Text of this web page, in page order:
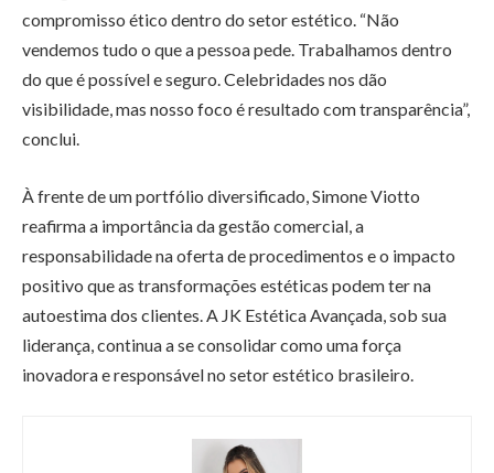
compromisso ético dentro do setor estético. “Não
vendemos tudo o que a pessoa pede. Trabalhamos dentro
do que é possível e seguro. Celebridades nos dão
visibilidade, mas nosso foco é resultado com transparência”,
conclui.
À frente de um portfólio diversificado, Simone Viotto
reafirma a importância da gestão comercial, a
responsabilidade na oferta de procedimentos e o impacto
positivo que as transformações estéticas podem ter na
autoestima dos clientes. A JK Estética Avançada, sob sua
liderança, continua a se consolidar como uma força
inovadora e responsável no setor estético brasileiro.